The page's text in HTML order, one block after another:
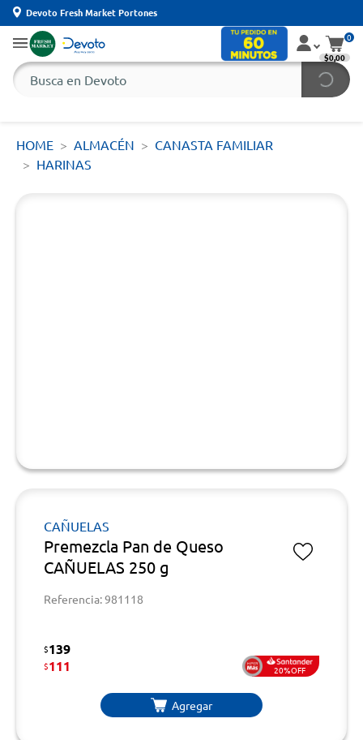
Devoto Fresh Market Portones
0
$0,00
HOME ALMACÉN
CANASTA FAMILIAR
HARINAS
CAÑUELAS
Premezcla Pan de Queso
CAÑUELAS 250 g
Referencia: 981118
$139
$111 20%OFF
Agregar